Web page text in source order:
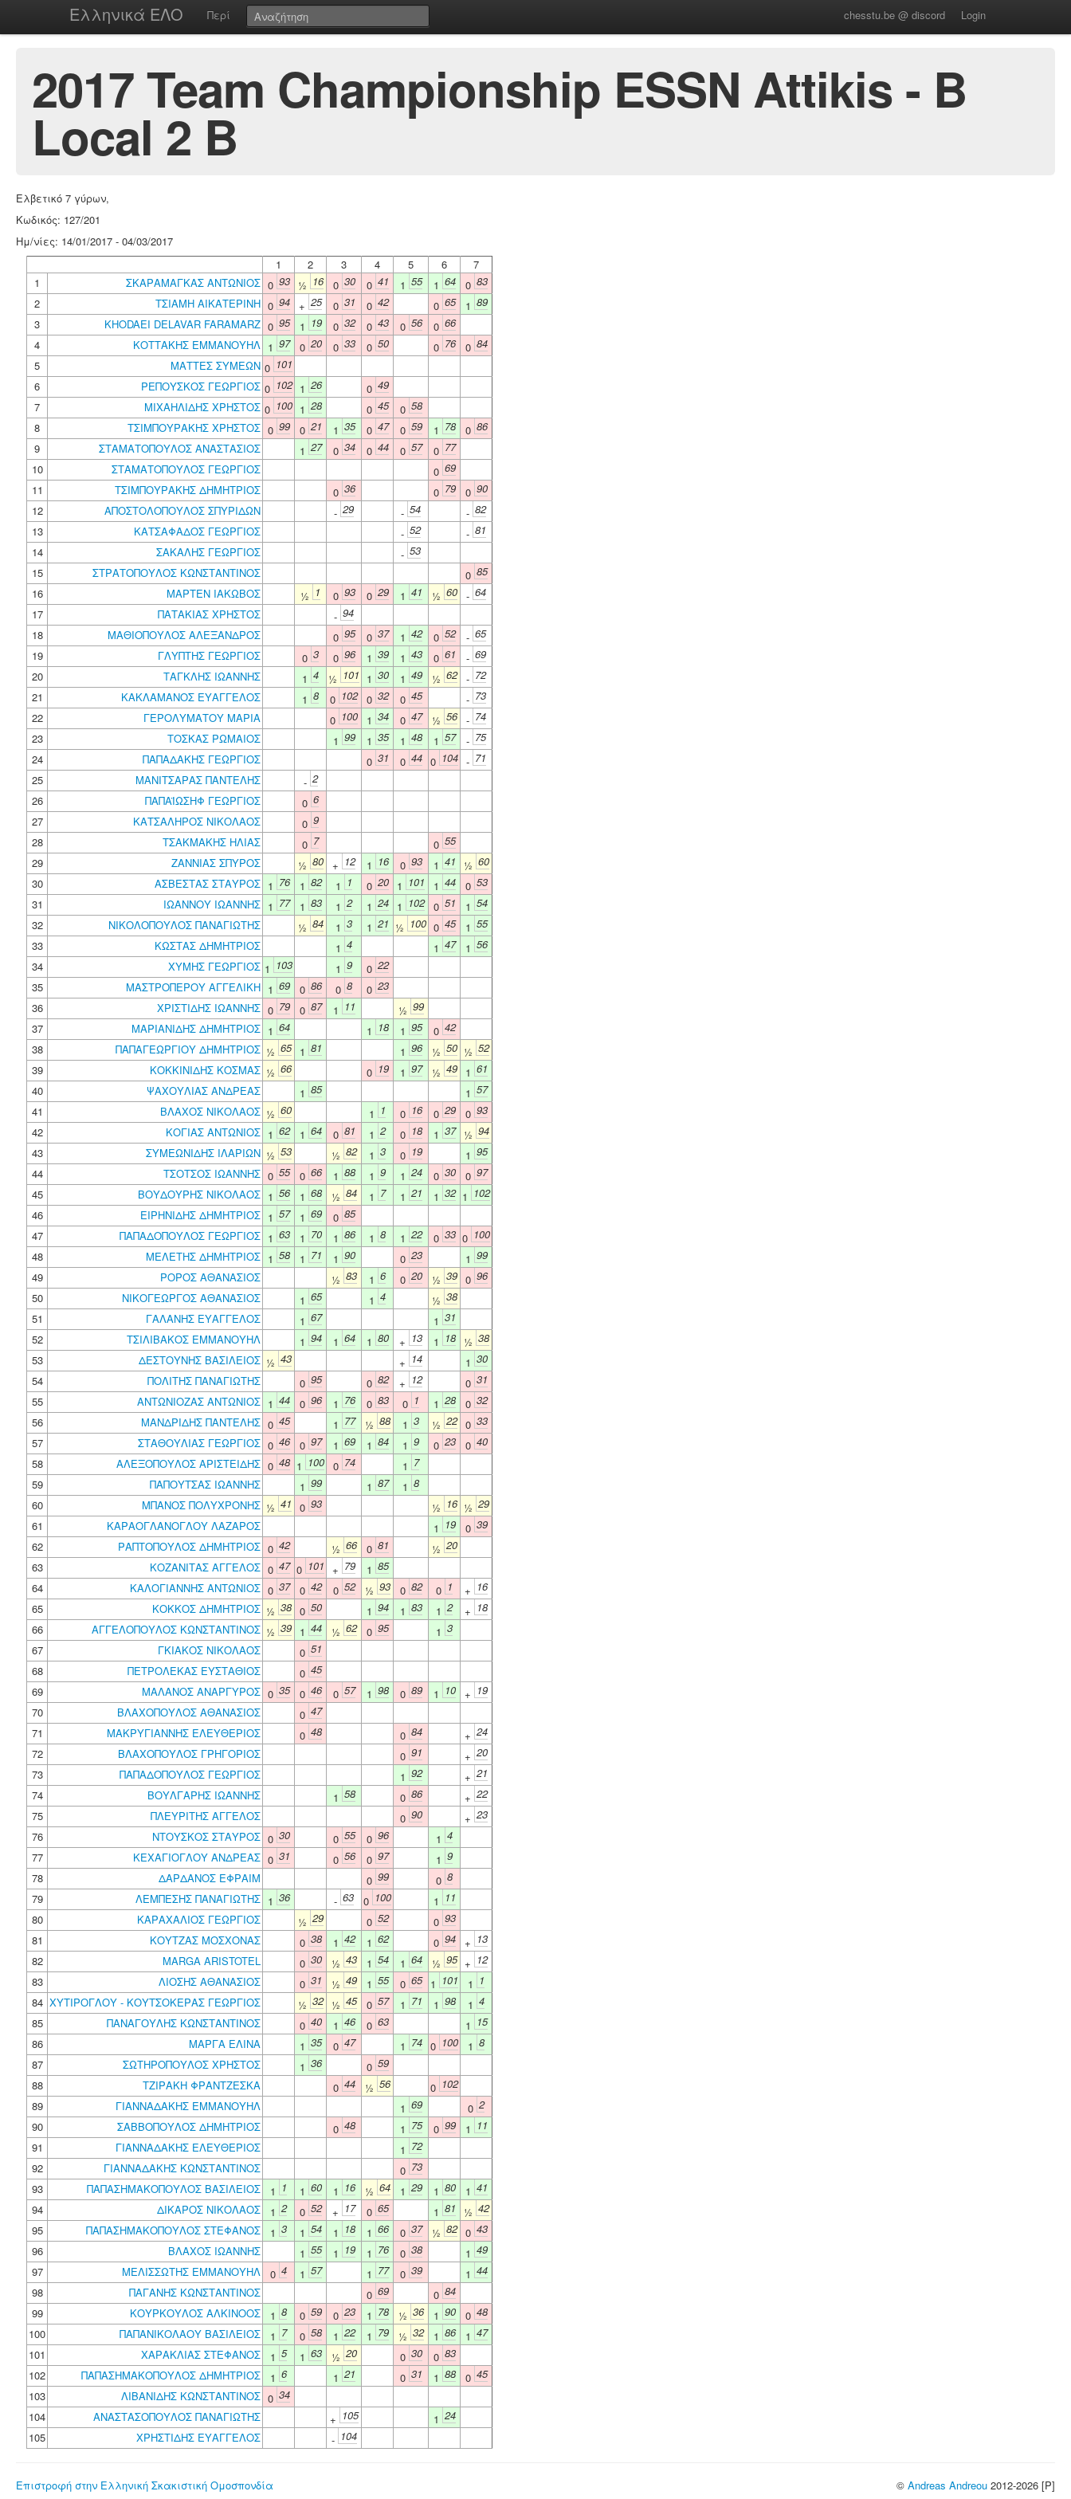
Ελληνικά ΕΛΟ Περί chesstu.be @ discord Login
2017 Team Championship ESSN Attikis - B
Local 2 B
Ελβετικό 7 γύρων,
Κωδικός: 127/201
Ημ/νίες: 14/01/2017 - 04/03/2017
1
2 3 4 5 6
7
1
ΣΚΑΡΑΜΑΓΚΑΣ ΑΝΤΩΝΙΟΣ 0 93 ½ 16 0 30 0 41 1 55 1 64 0 83
2
ΤΣΙΑΜΗ ΑΙΚΑΤΕΡΙΝΗ 0 94 + 25 0 31 0 42 0 65 1 89
3
KHODAEI DELAVAR FARAMARZ 0 95 1 19 0 32 0 43 0 56 0 66
4
ΚΟΤΤΑΚΗΣ ΕΜΜΑΝΟΥΗΛ 1 97 0 20 0 33 0 50 0 76 0 84
5
ΜΑΤΤΕΣ ΣΥΜΕΩΝ 0 101
6
ΡΕΠΟΥΣΚΟΣ ΓΕΩΡΓΙΟΣ 0 102 1 26 0 49
7
ΜΙΧΑΗΛΙΔΗΣ ΧΡΗΣΤΟΣ 0 100 1 28 0 45 0 58
8
ΤΣΙΜΠΟΥΡΑΚΗΣ ΧΡΗΣΤΟΣ 0 99 0 21 1 35 0 47 0 59 1 78 0 86
9
ΣΤΑΜΑΤΟΠΟΥΛΟΣ ΑΝΑΣΤΑΣΙΟΣ 1 27 0 34 0 44 0 57 0 77
10
ΣΤΑΜΑΤΟΠΟΥΛΟΣ ΓΕΩΡΓΙΟΣ 0 69
11
ΤΣΙΜΠΟΥΡΑΚΗΣ ΔΗΜΗΤΡΙΟΣ 0 36 0 79 0 90
12
ΑΠΟΣΤΟΛΟΠΟΥΛΟΣ ΣΠΥΡΙΔΩΝ - 29 - 54 - 82
13
ΚΑΤΣΑΦΑΔΟΣ ΓΕΩΡΓΙΟΣ - 52 - 81
14
ΣΑΚΑΛΗΣ ΓΕΩΡΓΙΟΣ - 53
15
ΣΤΡΑΤΟΠΟΥΛΟΣ ΚΩΝΣΤΑΝΤΙΝΟΣ 0 85
16
ΜΑΡΤΕΝ ΙΑΚΩΒΟΣ ½ 1 0 93 0 29 1 41 ½ 60 - 64
17
ΠΑΤΑΚΙΑΣ ΧΡΗΣΤΟΣ - 94
18
ΜΑΘΙΟΠΟΥΛΟΣ ΑΛΕΞΑΝΔΡΟΣ 0 95 0 37 1 42 0 52 - 65
19
ΓΛΥΠΤΗΣ ΓΕΩΡΓΙΟΣ 0 3 0 96 1 39 1 43 0 61 - 69
20
ΤΑΓΚΛΗΣ ΙΩΑΝΝΗΣ 1 4 ½ 101 1 30 1 49 ½ 62 - 72
21
ΚΑΚΛΑΜΑΝΟΣ ΕΥΑΓΓΕΛΟΣ 1 8 0 102 0 32 0 45 - 73
22
ΓΕΡΟΛΥΜΑΤΟΥ ΜΑΡΙΑ 0 100 1 34 0 47 ½ 56 - 74
23
ΤΟΣΚΑΣ ΡΩΜΑΙΟΣ 1 99 1 35 1 48 1 57 - 75
24
ΠΑΠΑΔΑΚΗΣ ΓΕΩΡΓΙΟΣ 0 31 0 44 0 104 - 71
25
ΜΑΝΙΤΣΑΡΑΣ ΠΑΝΤΕΛΗΣ - 2
26
ΠΑΠΑΪΩΣΗΦ ΓΕΩΡΓΙΟΣ 0 6
27
ΚΑΤΣΑΛΗΡΟΣ ΝΙΚΟΛΑΟΣ 0 9
28
ΤΣΑΚΜΑΚΗΣ ΗΛΙΑΣ 0 7 0 55
29
ΖΑΝΝΙΑΣ ΣΠΥΡΟΣ ½ 80 + 12 1 16 0 93 1 41 ½ 60
30
ΑΣΒΕΣΤΑΣ ΣΤΑΥΡΟΣ 1 76 1 82 1 1 0 20 1 101 1 44 0 53
31
ΙΩΑΝΝΟΥ ΙΩΑΝΝΗΣ 1 77 1 83 1 2 1 24 1 102 0 51 1 54
32
ΝΙΚΟΛΟΠΟΥΛΟΣ ΠΑΝΑΓΙΩΤΗΣ ½ 84 1 3 1 21 ½ 100 0 45 1 55
33
ΚΩΣΤΑΣ ΔΗΜΗΤΡΙΟΣ 1 4 1 47 1 56
34
ΧΥΜΗΣ ΓΕΩΡΓΙΟΣ 1 103 1 9 0 22
35
ΜΑΣΤΡΟΠΕΡΟΥ ΑΓΓΕΛΙΚΗ 1 69 0 86 0 8 0 23
36
ΧΡΙΣΤΙΔΗΣ ΙΩΑΝΝΗΣ 0 79 0 87 1 11 ½ 99
37
ΜΑΡΙΑΝΙΔΗΣ ΔΗΜΗΤΡΙΟΣ 1 64 1 18 1 95 0 42
38
ΠΑΠΑΓΕΩΡΓΙΟΥ ΔΗΜΗΤΡΙΟΣ ½ 65 1 81 1 96 ½ 50 ½ 52
39
ΚΟΚΚΙΝΙΔΗΣ ΚΟΣΜΑΣ ½ 66 0 19 1 97 ½ 49 1 61
40
ΨΑΧΟΥΛΙΑΣ ΑΝΔΡΕΑΣ 1 85 1 57
41
ΒΛΑΧΟΣ ΝΙΚΟΛΑΟΣ ½ 60 1 1 0 16 0 29 0 93
42
ΚΟΓΙΑΣ ΑΝΤΩΝΙΟΣ 1 62 1 64 0 81 1 2 0 18 1 37 ½ 94
43
ΣΥΜΕΩΝΙΔΗΣ ΙΛΑΡΙΩΝ ½ 53 ½ 82 1 3 0 19 1 95
44
ΤΣΟΤΣΟΣ ΙΩΑΝΝΗΣ 0 55 0 66 1 88 1 9 1 24 0 30 0 97
45
ΒΟΥΔΟΥΡΗΣ ΝΙΚΟΛΑΟΣ 1 56 1 68 ½ 84 1 7 1 21 1 32 1 102
46
ΕΙΡΗΝΙΔΗΣ ΔΗΜΗΤΡΙΟΣ 1 57 1 69 0 85
47
ΠΑΠΑΔΟΠΟΥΛΟΣ ΓΕΩΡΓΙΟΣ 1 63 1 70 1 86 1 8 1 22 0 33 0 100
48
ΜΕΛΕΤΗΣ ΔΗΜΗΤΡΙΟΣ 1 58 1 71 1 90 0 23 1 99
49
ΡΟΡΟΣ ΑΘΑΝΑΣΙΟΣ ½ 83 1 6 0 20 ½ 39 0 96
50
ΝΙΚΟΓΕΩΡΓΟΣ ΑΘΑΝΑΣΙΟΣ 1 65 1 4 ½ 38
51
ΓΑΛΑΝΗΣ ΕΥΑΓΓΕΛΟΣ 1 67 1 31
52
ΤΣΙΛΙΒΑΚΟΣ ΕΜΜΑΝΟΥΗΛ 1 94 1 64 1 80 + 13 1 18 ½ 38
53
ΔΕΣΤΟΥΝΗΣ ΒΑΣΙΛΕΙΟΣ ½ 43 + 14 1 30
54
ΠΟΛΙΤΗΣ ΠΑΝΑΓΙΩΤΗΣ 0 95 0 82 + 12 0 31
55
ΑΝΤΩΝΙΟΖΑΣ ΑΝΤΩΝΙΟΣ 1 44 0 96 1 76 0 83 0 1 1 28 0 32
56
ΜΑΝΔΡΙΔΗΣ ΠΑΝΤΕΛΗΣ 0 45 1 77 ½ 88 1 3 ½ 22 0 33
57
ΣΤΑΘΟΥΛΙΑΣ ΓΕΩΡΓΙΟΣ 0 46 0 97 1 69 1 84 1 9 0 23 0 40
58
ΑΛΕΞΟΠΟΥΛΟΣ ΑΡΙΣΤΕΙΔΗΣ 0 48 1 100 0 74 1 7
59
ΠΑΠΟΥΤΣΑΣ ΙΩΑΝΝΗΣ 1 99 1 87 1 8
60
ΜΠΑΝΟΣ ΠΟΛΥΧΡΟΝΗΣ ½ 41 0 93 ½ 16 ½ 29
61
ΚΑΡΑΟΓΛΑΝΟΓΛΟΥ ΛΑΖΑΡΟΣ 1 19 0 39
62
ΡΑΠΤΟΠΟΥΛΟΣ ΔΗΜΗΤΡΙΟΣ 0 42 ½ 66 0 81 ½ 20
63
ΚΟΖΑΝΙΤΑΣ ΑΓΓΕΛΟΣ 0 47 0 101 + 79 1 85
64
ΚΑΛΟΓΙΑΝΝΗΣ ΑΝΤΩΝΙΟΣ 0 37 0 42 0 52 ½ 93 0 82 0 1 + 16
65
ΚΟΚΚΟΣ ΔΗΜΗΤΡΙΟΣ ½ 38 0 50 1 94 1 83 1 2 + 18
66
ΑΓΓΕΛΟΠΟΥΛΟΣ ΚΩΝΣΤΑΝΤΙΝΟΣ ½ 39 1 44 ½ 62 0 95 1 3
67
ΓΚΙΑΚΟΣ ΝΙΚΟΛΑΟΣ 0 51
68
ΠΕΤΡΟΛΕΚΑΣ ΕΥΣΤΑΘΙΟΣ 0 45
69
ΜΑΛΑΝΟΣ ΑΝΑΡΓΥΡΟΣ 0 35 0 46 0 57 1 98 0 89 1 10 + 19
70
ΒΛΑΧΟΠΟΥΛΟΣ ΑΘΑΝΑΣΙΟΣ 0 47
71
ΜΑΚΡΥΓΙΑΝΝΗΣ ΕΛΕΥΘΕΡΙΟΣ 0 48 0 84 + 24
72
ΒΛΑΧΟΠΟΥΛΟΣ ΓΡΗΓΟΡΙΟΣ 0 91 + 20
73
ΠΑΠΑΔΟΠΟΥΛΟΣ ΓΕΩΡΓΙΟΣ 1 92 + 21
74
ΒΟΥΛΓΑΡΗΣ ΙΩΑΝΝΗΣ 1 58 0 86 + 22
75
ΠΛΕΥΡΙΤΗΣ ΑΓΓΕΛΟΣ 0 90 + 23
76
ΝΤΟΥΣΚΟΣ ΣΤΑΥΡΟΣ 0 30 0 55 0 96 1 4
77
ΚΕΧΑΓΙΟΓΛΟΥ ΑΝΔΡΕΑΣ 0 31 0 56 0 97 1 9
78
ΔΑΡΔΑΝΟΣ ΕΦΡΑΙΜ 0 99 0 8
79
ΛΕΜΠΕΣΗΣ ΠΑΝΑΓΙΩΤΗΣ 1 36 - 63 0 100 1 11
80
ΚΑΡΑΧΑΛΙΟΣ ΓΕΩΡΓΙΟΣ ½ 29 0 52 0 93
81
ΚΟΥΤΖΑΣ ΜΟΣΧΟΝΑΣ 0 38 1 42 1 62 0 94 + 13
82
MARGA ARISTOTEL 0 30 ½ 43 1 54 1 64 ½ 95 + 12
83
ΛΙΟΣΗΣ ΑΘΑΝΑΣΙΟΣ 0 31 ½ 49 1 55 0 65 1 101 1 1
84 ΧΥΤΙΡΟΓΛΟΥ - ΚΟΥΤΣΟΚΕΡΑΣ ΓΕΩΡΓΙΟΣ ½ 32 ½ 45 0 57 1 71 1 98 1 4
85
ΠΑΝΑΓΟΥΛΗΣ ΚΩΝΣΤΑΝΤΙΝΟΣ 0 40 1 46 0 63 1 15
86
ΜΑΡΓΑ ΕΛΙΝΑ 1 35 0 47 1 74 0 100 1 8
87
ΣΩΤΗΡΟΠΟΥΛΟΣ ΧΡΗΣΤΟΣ 1 36 0 59
88
ΤΖΙΡΑΚΗ ΦΡΑΝΤΖΕΣΚΑ 0 44 ½ 56 0 102
89
ΓΙΑΝΝΑΔΑΚΗΣ ΕΜΜΑΝΟΥΗΛ 1 69 0 2
90
ΣΑΒΒΟΠΟΥΛΟΣ ΔΗΜΗΤΡΙΟΣ 0 48 1 75 0 99 1 11
91
ΓΙΑΝΝΑΔΑΚΗΣ ΕΛΕΥΘΕΡΙΟΣ 1 72
92
ΓΙΑΝΝΑΔΑΚΗΣ ΚΩΝΣΤΑΝΤΙΝΟΣ 0 73
93
ΠΑΠΑΣΗΜΑΚΟΠΟΥΛΟΣ ΒΑΣΙΛΕΙΟΣ 1 1 1 60 1 16 ½ 64 1 29 1 80 1 41
94
ΔΙΚΑΡΟΣ ΝΙΚΟΛΑΟΣ 1 2 0 52 + 17 0 65 1 81 ½ 42
95
ΠΑΠΑΣΗΜΑΚΟΠΟΥΛΟΣ ΣΤΕΦΑΝΟΣ 1 3 1 54 1 18 1 66 0 37 ½ 82 0 43
96
ΒΛΑΧΟΣ ΙΩΑΝΝΗΣ 1 55 1 19 1 76 0 38 1 49
97
ΜΕΛΙΣΣΩΤΗΣ ΕΜΜΑΝΟΥΗΛ 0 4 1 57 1 77 0 39 1 44
98
ΠΑΓΑΝΗΣ ΚΩΝΣΤΑΝΤΙΝΟΣ 0 69 0 84
99
ΚΟΥΡΚΟΥΛΟΣ ΑΛΚΙΝΟΟΣ 1 8 0 59 0 23 1 78 ½ 36 1 90 0 48
100
ΠΑΠΑΝΙΚΟΛΑΟΥ ΒΑΣΙΛΕΙΟΣ 1 7 0 58 1 22 1 79 ½ 32 1 86 1 47
101
ΧΑΡΑΚΛΙΑΣ ΣΤΕΦΑΝΟΣ 1 5 1 63 ½ 20 0 30 0 83
102
ΠΑΠΑΣΗΜΑΚΟΠΟΥΛΟΣ ΔΗΜΗΤΡΙΟΣ 1 6 1 21 0 31 1 88 0 45
103
ΛΙΒΑΝΙΔΗΣ ΚΩΝΣΤΑΝΤΙΝΟΣ 0 34
104
ΑΝΑΣΤΑΣΟΠΟΥΛΟΣ ΠΑΝΑΓΙΩΤΗΣ + 105 1 24
105
ΧΡΗΣΤΙΔΗΣ ΕΥΑΓΓΕΛΟΣ - 104
Επιστροφή στην Ελληνική Σκακιστική Ομοσπονδία © Andreas Andreou 2012-2026 [P]